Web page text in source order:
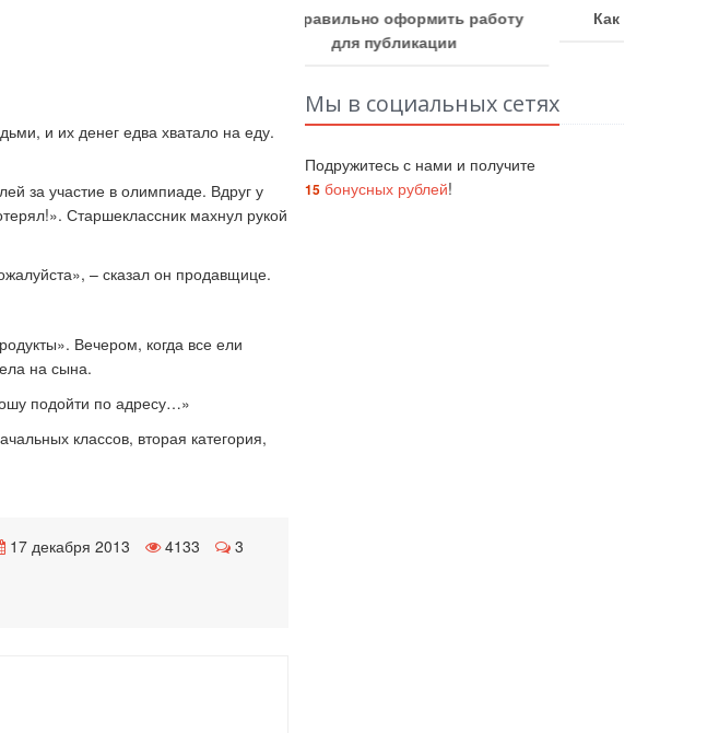
и их денег едва хватало на еду.
за участие в олимпиаде. Вдруг у
Старшеклассник махнул рукой
– сказал он продавщице.
Вечером, когда все ели
на сына.
подойти по адресу…»
классов, вторая категория,
17 декабря 2013 4133 3
Как получить бонусные баллы
Мы в социальных сетях
Подружитесь с нами и получите
15бонусных рублей!